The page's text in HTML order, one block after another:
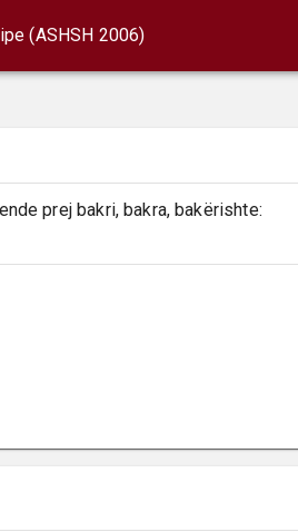
(ASHSH 2006)
prej bakri, bakra, bakërishte: